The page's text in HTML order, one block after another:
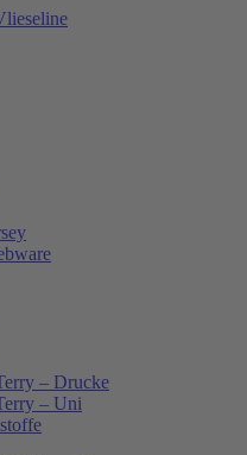
– Drucke
– Uni